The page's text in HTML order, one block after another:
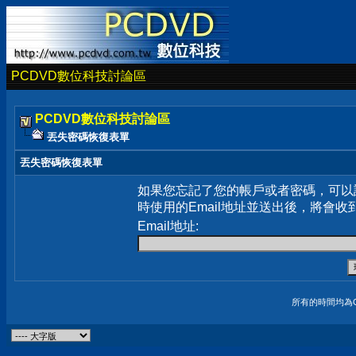
PCDVD數位科技討論區
PCDVD數位科技討論區
丟失密碼恢復表單
丟失密碼恢復表單
如果您忘記了您的帳戶或者密碼，可
時使用的Email地址並送出後，將會收
Email地址:
所有的時間均為